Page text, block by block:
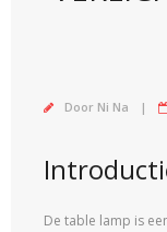
Door Ni Na
De table lamp is